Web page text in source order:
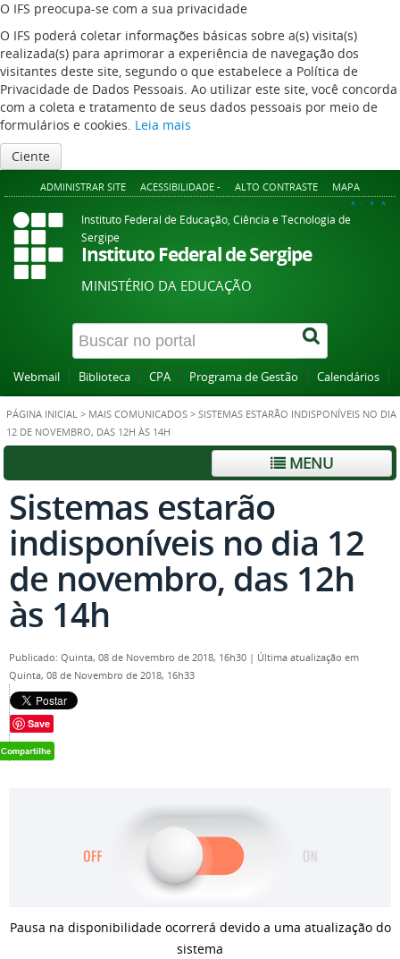
O IFS preocupa-se com a sua privacidade
O IFS poderá coletar informações básicas sobre a(s) visita(s)
realizada(s) para aprimorar a experiência de navegação dos
visitantes deste site, segundo o que estabelece a Política de
Privacidade de Dados Pessoais. Ao utilizar este site, você concorda
com a coleta e tratamento de seus dados pessoais por meio de
formulários e cookies. Leia mais
Ciente
ADMINISTRAR SITE ACESSIBILIDADE - ALTO CONTRASTE MAPA
A+ A A-
Instituto Federal de Educação, Ciência e Tecnologia de
Sergipe
Instituto Federal de Sergipe
MINISTÉRIO DA EDUCAÇÃO
Webmail Biblioteca CPA Programa de Gestão Calendários
PÁGINA INICIAL > MAIS COMUNICADOS > SISTEMAS ESTARÃO INDISPONÍVEIS NO DIA
12 DE NOVEMBRO, DAS 12H ÀS 14H
MENU
Sistemas estarão
indisponíveis no dia 12
de novembro, das 12h
às 14h
Publicado: Quinta, 08 de Novembro de 2018, 16h30 | Última atualização em
Quinta, 08 de Novembro de 2018, 16h33
Save
Pausa na disponibilidade ocorrerá devido a uma atualização do
sistema